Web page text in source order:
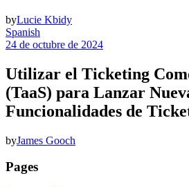
byLucie Kbidy
Spanish
24 de octubre de 2024
Utilizar el Ticketing
(TaaS) para Lanzar
Funcionalidades de
byJames Gooch
Pages